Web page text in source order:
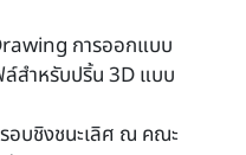
การออกแบบ
ล์สำหรับปริ้น 3D แบบ
อบชิงชนะเลิศ ณ คณะ